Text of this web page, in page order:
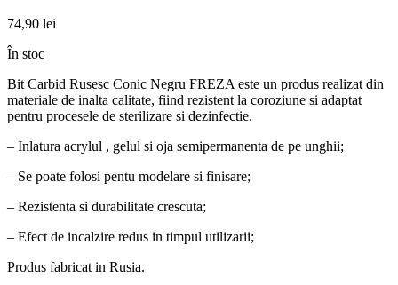
74,90 lei
În stoc
Bit Carbid Rusesc Conic Negru FREZA este un produs realizat din
materiale de inalta calitate, fiind rezistent la coroziune si adaptat
pentru procesele de sterilizare si dezinfectie.
– Inlatura acrylul , gelul si oja semipermanenta de pe unghii;
– Se poate folosi pentu modelare si finisare;
– Rezistenta si durabilitate crescuta;
– Efect de incalzire redus in timpul utilizarii;
Produs fabricat in Rusia.